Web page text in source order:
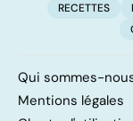
RECETTES
Qui sommes-
Mentions légales